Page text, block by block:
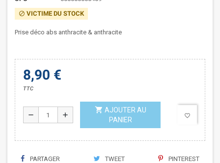
block VICTIME DU STOCK
Prise déco abs anthracite & anthracite
8,90 €
TTC
remove add
shopping_cart AJOUTER AU
PANIER
favorite_border
PARTAGER TWEET PINTEREST